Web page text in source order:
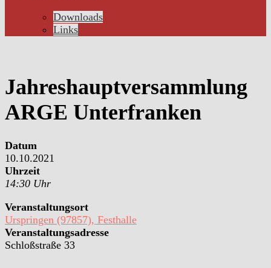
Downloads
Links
Jahreshauptversammlung
ARGE Unterfranken
Datum
10.10.2021
Uhrzeit
14:30 Uhr
Veranstaltungsort
Urspringen (97857), Festhalle
Veranstaltungsadresse
Schloßstraße 33